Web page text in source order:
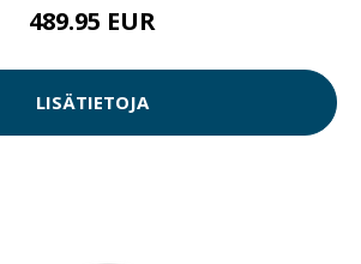
489.95 EUR
LISÄTIETOJA